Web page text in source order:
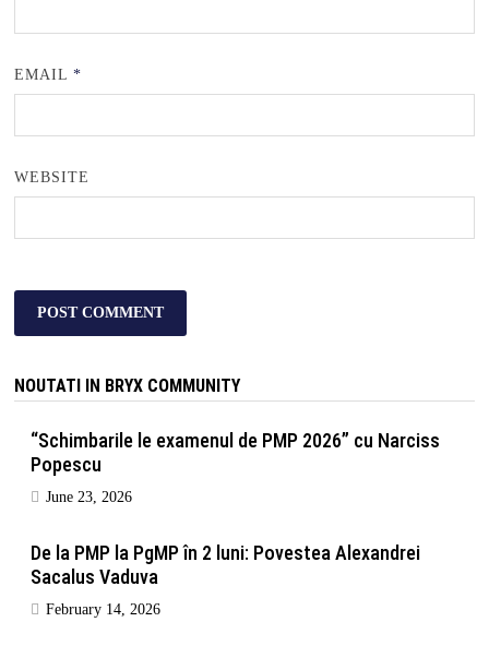
EMAIL*
WEBSITE
NOUTATI IN BRYX COMMUNITY
“Schimbarile le examenul de PMP 2026” cu Narciss
Popescu
June 23, 2026
De la PMP la PgMP în 2 luni: Povestea Alexandrei
Sacalus Vaduva
February 14, 2026